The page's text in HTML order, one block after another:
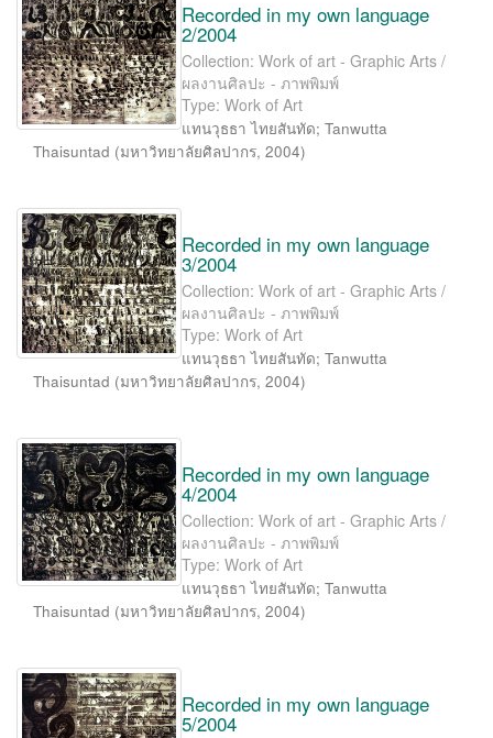
Recorded in my own language
2/2004
Collection: Work of art - Graphic Arts /
ผลงานศิลปะ - ภาพพิมพ์
Type: Work of Art
แทนวุธธา ไทยสันทัด; Tanwutta
Thaisuntad (มหาวิทยาลัยศิลปากร, 2004)
Recorded in my own language
3/2004
Collection: Work of art - Graphic Arts /
ผลงานศิลปะ - ภาพพิมพ์
Type: Work of Art
แทนวุธธา ไทยสันทัด; Tanwutta
Thaisuntad (มหาวิทยาลัยศิลปากร, 2004)
Recorded in my own language
4/2004
Collection: Work of art - Graphic Arts /
ผลงานศิลปะ - ภาพพิมพ์
Type: Work of Art
แทนวุธธา ไทยสันทัด; Tanwutta
Thaisuntad (มหาวิทยาลัยศิลปากร, 2004)
Recorded in my own language
5/2004